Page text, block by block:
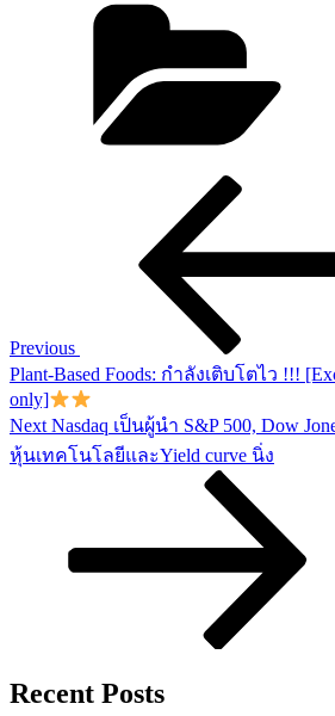
Previous
Plant-Based Foods: กำลังเติบโตไว !!!
only]
Next
Post
Next Nasdaq เป็นผู้นำ S&P 500, Dow
หุ้นเทคโนโลยีและYield curve นิ่ง
Recent Posts